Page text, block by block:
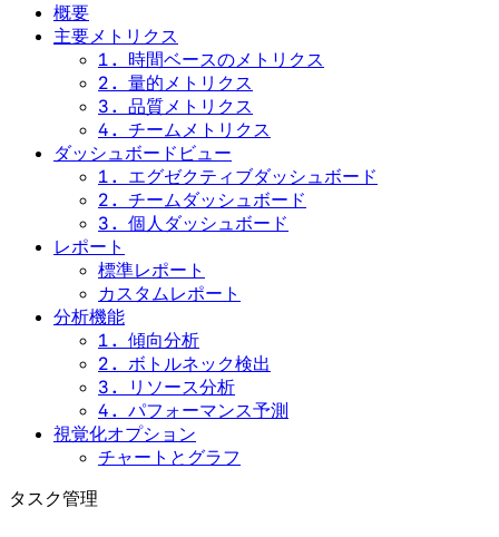
概要
主要メトリクス
1. 時間ベースのメトリクス
2. 量的メトリクス
3. 品質メトリクス
4. チームメトリクス
ダッシュボードビュー
1. エグゼクティブダッシュボード
2. チームダッシュボード
3. 個人ダッシュボード
レポート
標準レポート
カスタムレポート
分析機能
1. 傾向分析
2. ボトルネック検出
3. リソース分析
4. パフォーマンス予測
視覚化オプション
チャートとグラフ
タスク管理